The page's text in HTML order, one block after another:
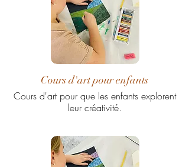
Cours d'art pour enfants
Cours d'art pour que les enfants explorent
leur créativité.